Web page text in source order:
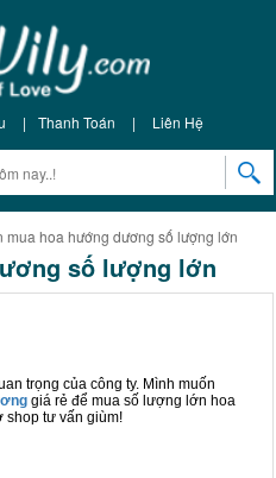
| Thanh Toán | Liên Hệ
mua hoa hướng dương số lượng lớn
số lượng lớn
trọng của công ty. Mình muốn
giá rẻ để mua số lượng lớn hoa
shop tư vấn giùm!